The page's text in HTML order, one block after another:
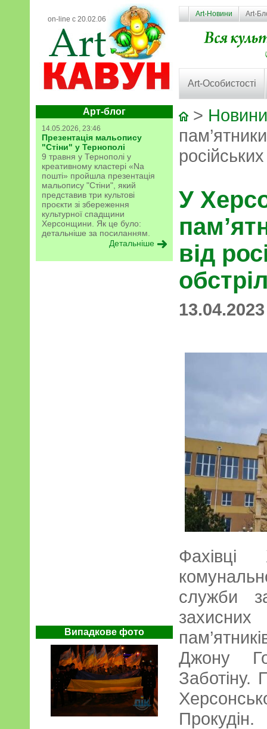
on-line с 20.02.06
Art-Новини Art-
Art-Особистості
Арт-блог
14.05.2026, 23:46
Презентація мальопису
"Стіни" у Тернополі
9 травня у Тернополі у
креативному кластері «Na
пошті» пройшла презентація
мальопису "Стіни", який
представив три культові
проєкти зі збереження
культурної спадщини
Херсонщини. Як це було:
детальніше за посиланням.
Детальніше
Випадкове фото
>
У
від
Фахівці
служби
Джону
Заботіну.
Прокудін.